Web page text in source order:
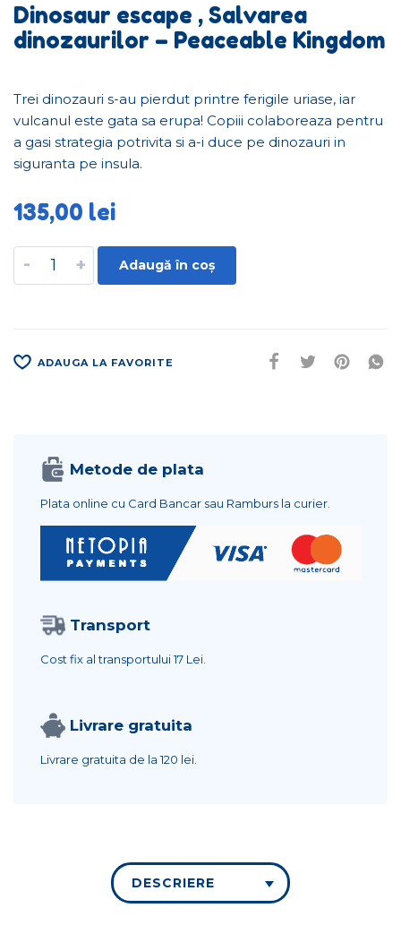
Dinosaur escape , Salvarea
dinozaurilor – Peaceable Kingdom
Trei dinozauri s-au pierdut printre ferigile uriase, iar
vulcanul este gata sa erupa! Copiii colaboreaza pentru
a gasi strategia potrivita si a-i duce pe dinozauri in
siguranta pe insula.
135,00 lei
- + Adaugă în coș
ADAUGA LA FAVORITE
Metode de plata
Plata online cu Card Bancar sau Ramburs la curier.
Transport
Cost fix al transportului17 Lei.
Livrare gratuita
Livrare gratuita de la120 lei.
DESCRIERE